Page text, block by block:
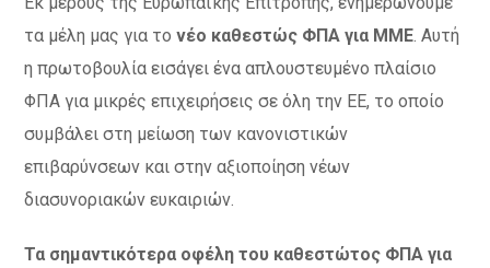
τα μέλη μας για τονέο καθεστώς ΦΠΑ για ΜΜΕ. Αυτή
η πρωτοβουλία εισάγει ένα απλουστευμένο πλαίσιο
ΦΠΑ για μικρές επιχειρήσεις σε όλη την ΕΕ, το οποίο
συμβάλει στη μείωση των κανονιστικών
επιβαρύνσεων και στην αξιοποίηση νέων
διασυνοριακών ευκαιριών.
Τα σημαντικότερα οφέλη του καθεστώτος ΦΠΑ για